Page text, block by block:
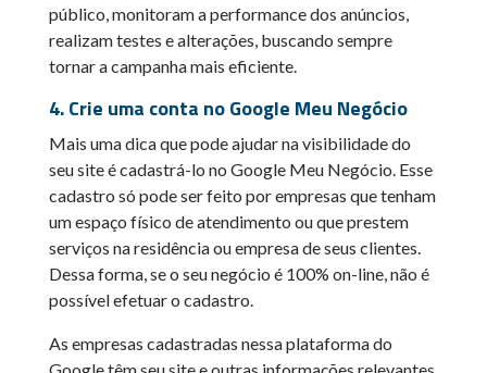
público, monitoram a performance dos anúncios,
realizam testes e alterações, buscando sempre
tornar a campanha mais eficiente.
4. Crie uma conta no Google Meu Negócio
Mais uma dica que pode ajudar na visibilidade do
seu site é cadastrá-lo no Google Meu Negócio. Esse
cadastro só pode ser feito por empresas que tenham
um espaço físico de atendimento ou que prestem
serviços na residência ou empresa de seus clientes.
Dessa forma, se o seu negócio é 100% on-line, não é
possível efetuar o cadastro.
As empresas cadastradas nessa plataforma do